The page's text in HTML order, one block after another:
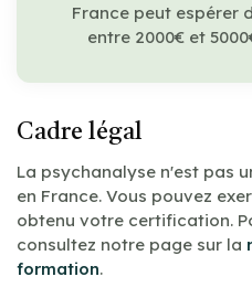
France peut espérer
entre 2000€ et
Cadre légal
La psychanalyse n'est pas
en France. Vous pouvez
obtenu votre certification.
consultez notre page sur la
formation.